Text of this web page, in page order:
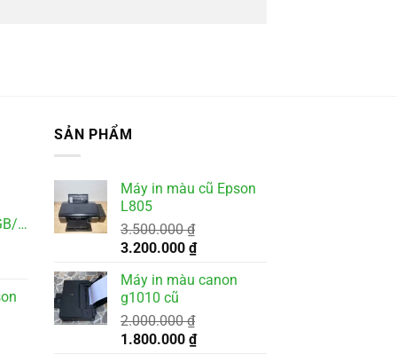
Win11
SẢN PHẨM
Máy in màu cũ Epson
L805
3.500.000₫
Giá
là:
3.500.000 ₫.
3.200.000 ₫Giá
tại
Máy in màu canon
g1010 cũ
2.000.000₫
Giá
1.800.000 ₫Giá